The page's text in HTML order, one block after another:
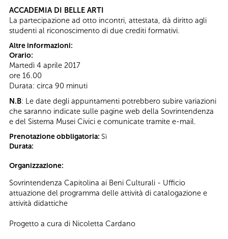
ACCADEMIA DI BELLE ARTI
La partecipazione ad otto incontri, attestata, dà diritto agli
studenti al riconoscimento di due crediti formativi.
Altre informazioni:
Orario:
Martedì 4 aprile 2017
ore 16.00
Durata: circa 90 minuti
N.B: Le date degli appuntamenti potrebbero subire variazioni
che saranno indicate sulle pagine web della Sovrintendenza
e del Sistema Musei Civici e comunicate tramite e-mail.
Prenotazione obbligatoria: Sì
Durata:
Organizzazione:
Sovrintendenza Capitolina ai Beni Culturali - Ufficio
attuazione del programma delle attività di catalogazione e
attività didattiche
Progetto a cura di Nicoletta Cardano